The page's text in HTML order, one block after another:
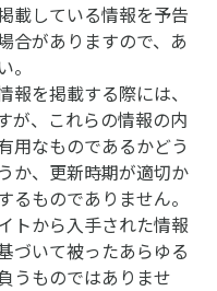
載している情報を予告
合がありますので、あ
を掲載する際には、
が、これらの情報の内
用なものであるかどう
か、更新時期が適切か
るものでありません。
トから入手された情報
づいて被ったあらゆる
うものではありませ